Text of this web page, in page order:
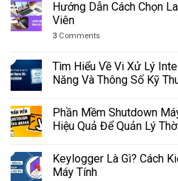
Hướng Dẫn Cách Chọn
Viên
3 Comments
Tìm Hiểu Về Vi Xử Lý
Năng Và Thông Số Kỹ
Phần Mềm Shutdown
Hiệu Quả Để Quản Lý
Keylogger Là Gì? Cách
Máy Tính